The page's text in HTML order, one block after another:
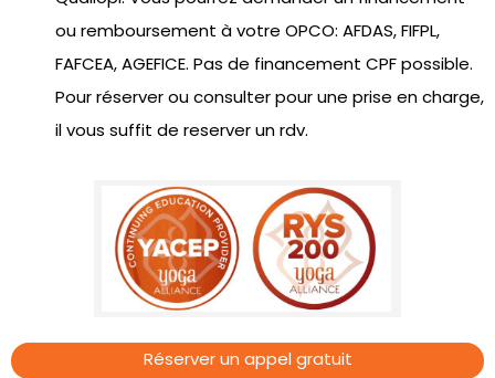
ou remboursement à votre OPCO: AFDAS, FIFPL,
FAFCEA, AGEFICE. Pas de financement CPF possible.
Pour réserver ou consulter pour une prise en charge,
il vous suffit de reserver un rdv.
Réserver un appel gratuit